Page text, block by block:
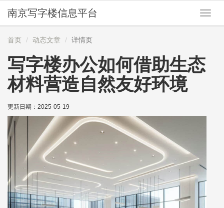
切
换
南京写字楼信息平台
首页 动态文章 详情页
写字楼办公如何借助生态
材料营造自然友好环境
更新日期： 2025-05-19